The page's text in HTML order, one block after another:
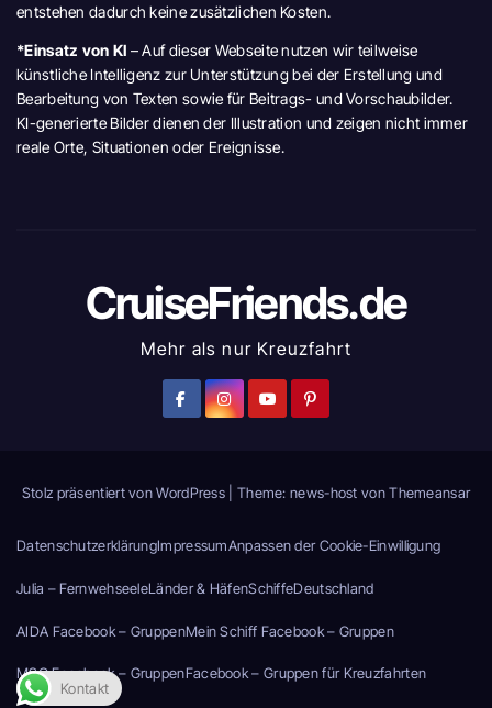
entstehen dadurch keine zusätzlichen Kosten.
*Einsatz von KI – Auf dieser Webseite nutzen wir teilweise
künstliche Intelligenz zur Unterstützung bei der Erstellung und
Bearbeitung von Texten sowie für Beitrags- und Vorschaubilder.
KI-generierte Bilder dienen der Illustration und zeigen nicht immer
reale Orte, Situationen oder Ereignisse.
CruiseFriends.de
Mehr als nur Kreuzfahrt
Stolz präsentiert von WordPress Theme: news-host vonThemeansar
DatenschutzerklärungImpressumAnpassen der Cookie-Einwilligung
Julia – FernwehseeleLänder & HäfenSchiffeDeutschland
AIDA Facebook – GruppenMein Schiff Facebook – Gruppen
MSC Facebook – GruppenFacebook – Gruppen für Kreuzfahrten
Kontakt